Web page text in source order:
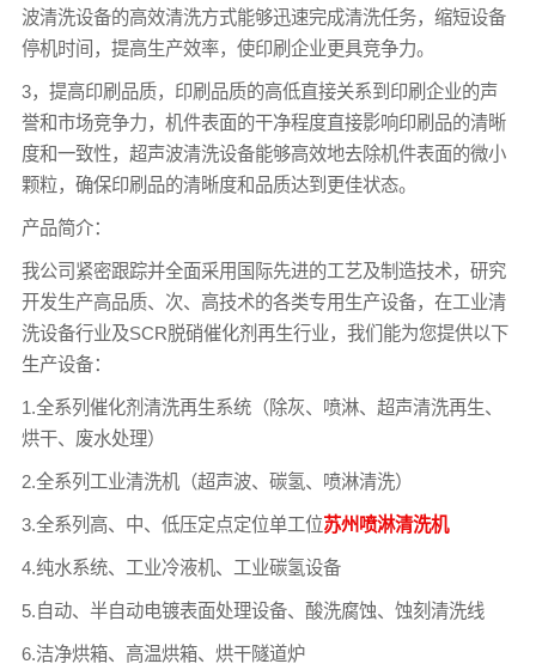
波清洗设备的高效清洗方式能够迅速完成清洗任务，缩短设备
停机时间，提高生产效率，使印刷企业更具竞争力。
3，提高印刷品质，印刷品质的高低直接关系到印刷企业的声
誉和市场竞争力，机件表面的干净程度直接影响印刷品的清晰
度和一致性，超声波清洗设备能够高效地去除机件表面的微小
颗粒，确保印刷品的清晰度和品质达到更佳状态。
产品简介：
我公司紧密跟踪并全面采用国际先进的工艺及制造技术，研究
开发生产高品质、次、高技术的各类专用生产设备，在工业清
洗设备行业及SCR脱硝催化剂再生行业，我们能为您提供以下
生产设备：
1.全系列催化剂清洗再生系统（除灰、喷淋、超声清洗再生、
烘干、废水处理）
2.全系列工业清洗机（超声波、碳氢、喷淋清洗）
3.全系列高、中、低压定点定位单工位苏州喷淋清洗机
4.纯水系统、工业冷液机、工业碳氢设备
5.自动、半自动电镀表面处理设备、酸洗腐蚀、蚀刻清洗线
6.洁净烘箱、高温烘箱、烘干隧道炉